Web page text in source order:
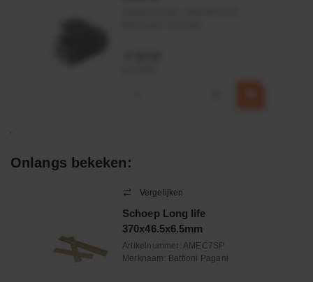
Onlangs bekeken:
Vergelijken
Schoep Long life
370x46.5x6.5mm
Artikelnummer: AMEC7SP
Merknaam: Battioni Pagani